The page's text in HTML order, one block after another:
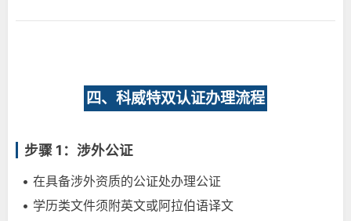
四、科威特双认证办理流程
步骤 1：涉外公证
• 在具备涉外资质的公证处办理公证
• 学历类文件须附英文或阿拉伯语译文